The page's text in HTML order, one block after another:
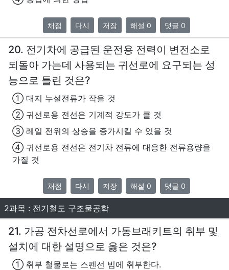
채점 다시 저장 해설 0 댓글 0
20. 전기차에 공급된 운전용 전력이 변전소로
되돌아 가는데 사용되는 귀선로에 요구되는 성
능으로 틀린 것은?
① 대지 누설전류가 작을 것
② 귀선로용 전선은 기계적 강도가 클 것
③ 레일 전위의 상승을 증가시킬 수 있을 것
④ 귀선로용 전선은 전기차 전류에 대응한 전류용량을
가질 것
채점 다시 저장 해설 0 댓글 0
2과목 : 전기철도 구조물공학
21. 가공 전차선로에서 가동브래키트의 취부 및
설치에 대한 설명으로 옳은 것은?
① 취부 철물로는 스펜선 빔에 취부한다.